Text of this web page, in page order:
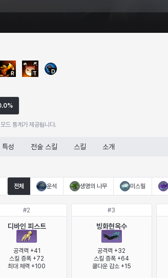
R T D
드 통계가 제공됩니다.
특성 전술 스킬 스킬 소개
전체 운석 생명의 나무 미스릴
#2
디바인 피스트
공격력 +41
스킬 증폭 +72
최대 체력 +100
#3
빙화현옥수
공격력 +32
스킬 증폭 +64
쿨다운 감소 +15